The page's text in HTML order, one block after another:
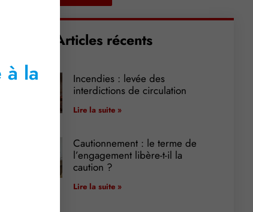
Articles récents
Incendies : levée des
interdictions de circulation
Lire la suite »
Cautionnement : le terme de
l’engagement libère-t-il la
caution ?
Lire la suite »
à la